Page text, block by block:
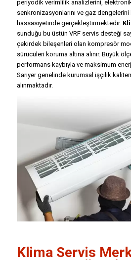
periyodik verimlilik analizlerini,
senkronizasyonlarını ve gaz
hassasiyetinde gerçekleştirmektedir.
sunduğu bu üstün VRF servis desteği
çekirdek bileşenleri olan kompresör
sürücüleri koruma altına alınır. Büyük
performans kaybıyla ve maksimum
Sarıyer genelinde kurumsal işçilik
alınmaktadır.
Klima Servis